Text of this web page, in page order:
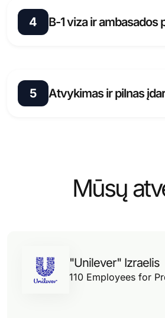
pokalbius ir techninius
patektų tik geriausiai tinkantys
4 B-1 viza ir ambasados
pasirūpiname teisiniu dokumentų
tolesniais veiksmais su Vidaus
Izraelio ambasada.
5 Atvykimas ir pilnas
visiškai įsikurs.Mūsų
"Unilever" Izraelis
110 Employees for